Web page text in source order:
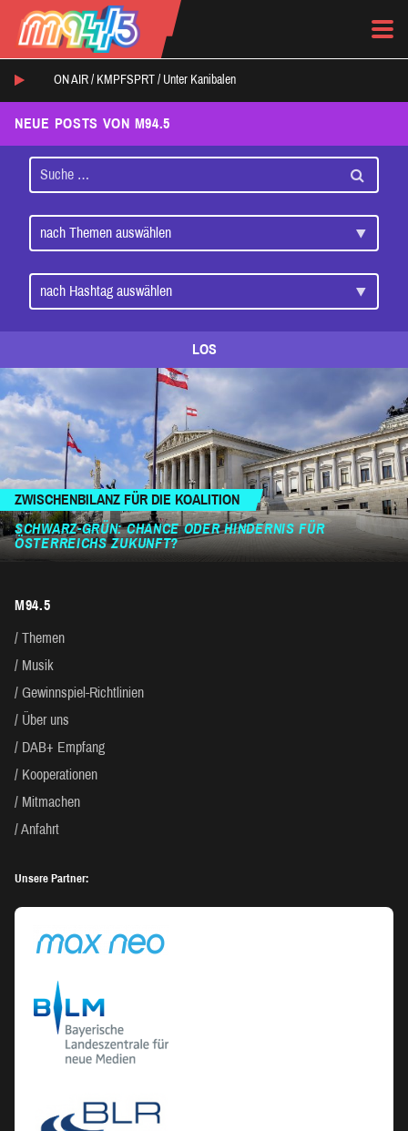
ON AIR / KMPFSPRT / Unter Kanibalen
NEUE POSTS VON M94.5
LOS
ZWISCHENBILANZ FÜR DIE KOALITION
SCHWARZ-GRÜN: CHANCE ODER HINDERNIS FÜR
ÖSTERREICHS ZUKUNFT?
M94.5
Themen
Musik
Gewinnspiel-Richtlinien
Über uns
DAB+ Empfang
Kooperationen
Mitmachen
Anfahrt
Unsere Partner: